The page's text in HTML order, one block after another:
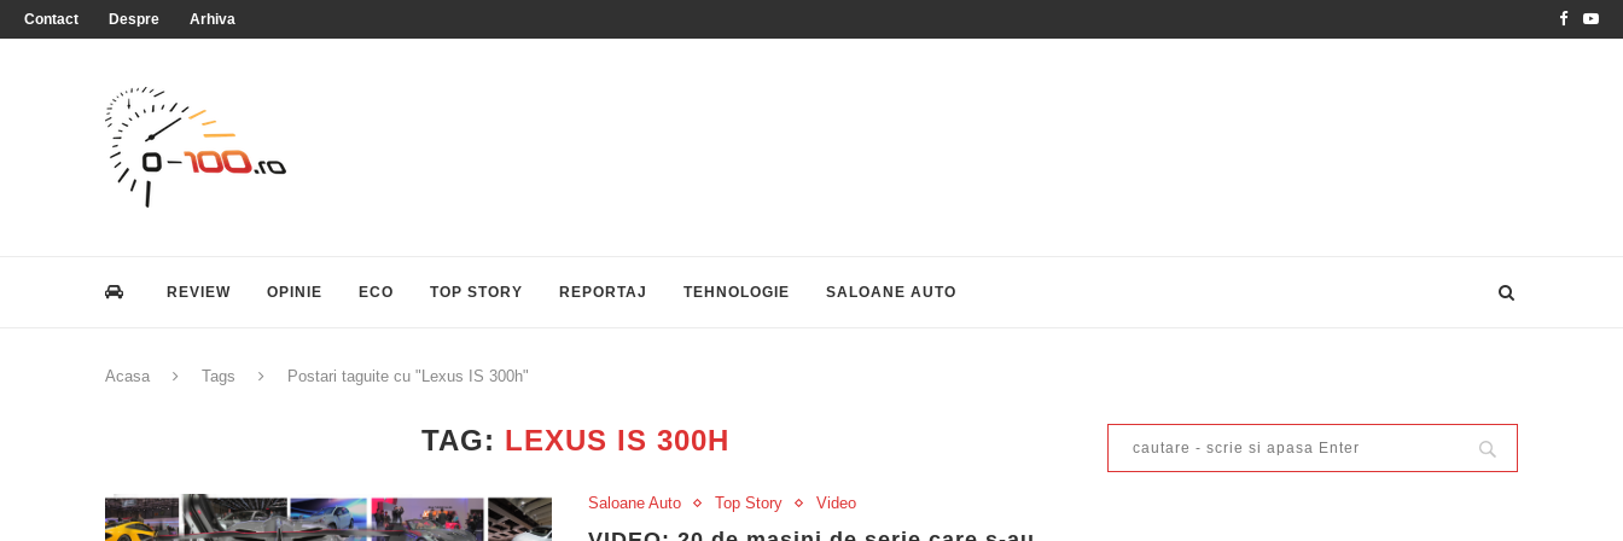
Contact Despre Arhiva
REVIEW OPINIE ECO TOP STORY REPORTAJ TEHNOLOGIE SALOANE AUTO
Acasa Tags Postari taguite cu "Lexus IS 300h"
TAG: LEXUS IS 300H
Saloane Auto Top Story Video